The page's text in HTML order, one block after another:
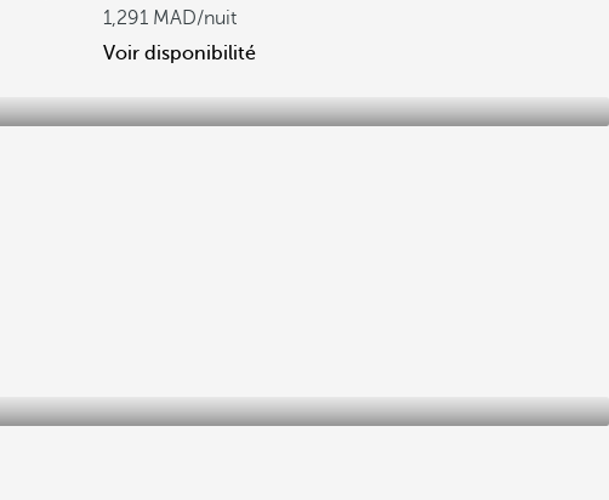
1,291
/nuit
Voir disponibilité